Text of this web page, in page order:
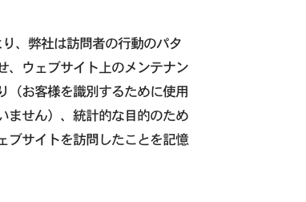
、弊社は訪問者の行動のパタ
、ウェブサイト上のメンテナン
（お客様を識別するために使用
ません）、統計的な目的のため
ブサイトを訪問したことを記憶